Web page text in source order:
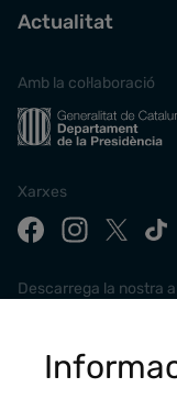
Actualitat
Amb la col·laboració
Xarxes
Descarrega la nostra